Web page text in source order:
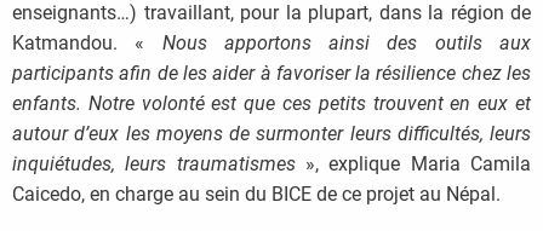
enseignants…) travaillant, pour la plupart, dans la région de
Katmandou. « Nous apportons ainsi des outils aux
participants afin de les aider à favoriser la résilience chez les
enfants. Notre volonté est que ces petits trouvent en eux et
autour d’eux les moyens de surmonter leurs difficultés, leurs
inquiétudes, leurs traumatismes», explique Maria Camila
Caicedo, en charge au sein du BICE de ce projet au Népal.